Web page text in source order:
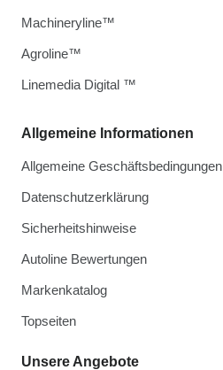
Allgemeine Informationen
Allgemeine Geschäftsbedingungen
Datenschutzerklärung
Sicherheitshinweise
Autoline Bewertungen
Markenkatalog
Topseiten
Unsere Angebote
Machineryline™
Agroline™
Linemedia Digital ™